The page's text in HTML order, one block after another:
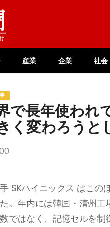
産業 企業 社会
で長年使われ
く変わろうと
SKハイニックス はこの
。年内には韓国・清州
ではなく、記憶セルを